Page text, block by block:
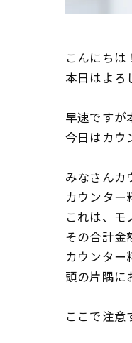
こんにちは
本日はよろ
早速ですが
今日はカウ
みなさんカ
カウンター
これは、モ
その合計金
カウンター
頭の片隅に
ここで注意